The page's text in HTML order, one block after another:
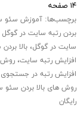
۱۴ صفحه
برچسب‌ها:آموزش سئو
بردن رتبه سایت در گوگل
سایت در گوگل،بالا
افزایش رتبه سایت،روش
افزایش رتبه در
روش های بالا بردن سئو
رایگان